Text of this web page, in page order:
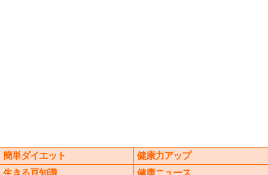
簡単ダイエット
健康力アップ
生きる豆知識
健康ニュース